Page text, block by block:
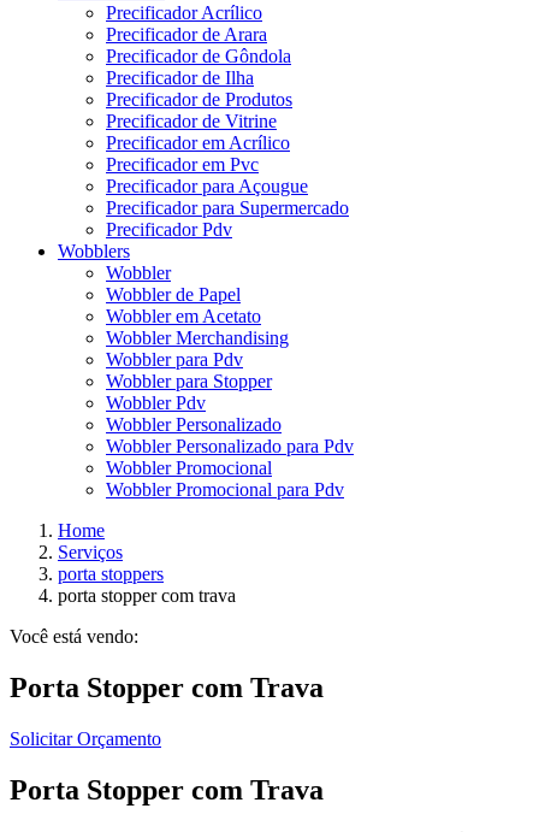
Precificador Acrílico
Precificador de Arara
Precificador de Gôndola
Precificador de Ilha
Precificador de Produtos
Precificador de Vitrine
Precificador em Acrílico
Precificador em Pvc
Precificador para Açougue
Precificador para Supermercado
Precificador Pdv
Wobblers
Wobbler
Wobbler de Papel
Wobbler em Acetato
Wobbler Merchandising
Wobbler para Pdv
Wobbler para Stopper
Wobbler Pdv
Wobbler Personalizado
Wobbler Personalizado para Pdv
Wobbler Promocional
Wobbler Promocional para Pdv
Home
Serviços
porta stoppers
porta stopper com trava
Você está vendo:
Porta Stopper com Trava
Solicitar Orçamento
Porta Stopper com Trava